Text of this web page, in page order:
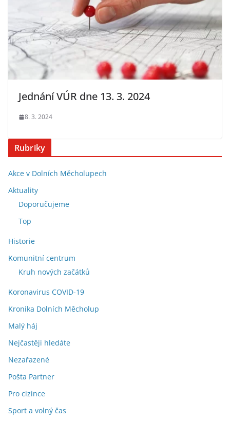
Jednání VÚR dne 13. 3. 2024
8. 3. 2024
Rubriky
Akce v Dolních Měcholupech
Aktuality
Doporučujeme
Top
Historie
Komunitní centrum
Kruh nových začátků
Koronavirus COVID-19
Kronika Dolních Měcholup
Malý háj
Nejčastěji hledáte
Nezařazené
Pošta Partner
Pro cizince
Sport a volný čas